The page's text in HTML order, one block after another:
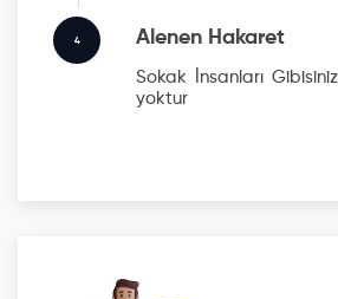
4 Alenen Hakaret
Sokak İnsanları Gibisiniz
yoktur